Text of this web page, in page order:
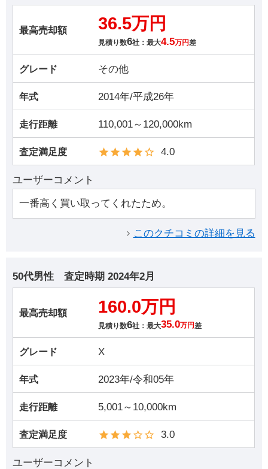
最高売却額 36.5万円
見積り数6社：最大4.5万円差
グレード その他
年式 2014年/平成26年
走行距離 110,001～120,000km
査定満足度 4.0
ユーザーコメント
一番高く買い取ってくれたため。
このクチコミの詳細を見る
50代男性 査定時期 2024年2月
最高売却額 160.0万円
見積り数6社：最大35.0万円 差
グレード X
年式 2023年/令和05年
走行距離 5,001～10,000km
査定満足度 3.0
ユーザーコメント